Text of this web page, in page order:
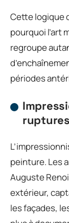
Cette logique
pourquoi l’art
regroupe
périodes
peinture. Les
Auguste
extérieur,
les façades,